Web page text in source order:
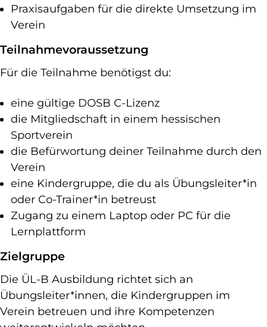
Praxisaufgaben für die direkte Umsetzung im
Verein
Teilnahmevoraussetzung
Für die Teilnahme benötigst du:
eine gültige DOSB C-Lizenz
die Mitgliedschaft in einem hessischen
Sportverein
die Befürwortung deiner Teilnahme durch den
Verein
eine Kindergruppe, die du als Übungsleiter*in
oder Co-Trainer*in betreust
Zugang zu einem Laptop oder PC für die
Lernplattform
Zielgruppe
Die ÜL-B Ausbildung richtet sich an
Übungsleiter*innen, die Kindergruppen im
Verein betreuen und ihre Kompetenzen